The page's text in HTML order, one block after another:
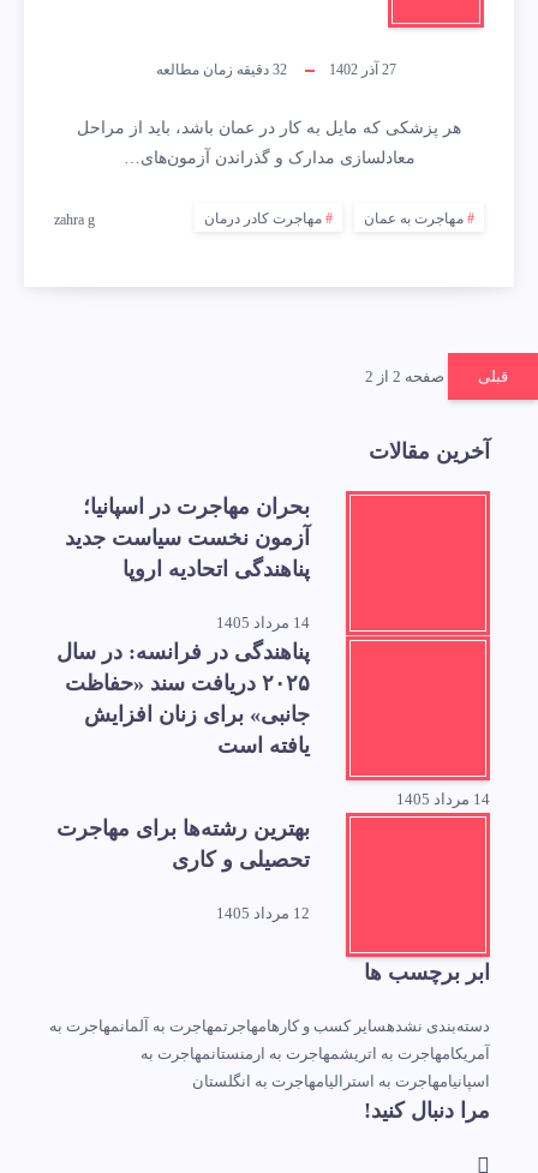
27 آذر 1402 32 دقیقه زمان مطالعه
هر پزشکی که مایل به کار در عمان باشد، باید از مراحل
معادلسازی مدارک و گذراندن آزمون‌های…
مهاجرت به عمان مهاجرت کادر درمان zahra g
قبلی صفحه 2 از 2
آخرین مقالات
بحران مهاجرت در اسپانیا؛
آزمون نخست سیاست جدید
پناهندگی اتحادیه اروپا
14 مرداد 1405
پناهندگی در فرانسه: در سال
۲۰۲۵ دریافت سند «حفاظت
جانبی» برای زنان افزایش
یافته است
14 مرداد 1405
بهترین رشته‌ها برای مهاجرت
تحصیلی و کاری
12 مرداد 1405
ابر برچسب ها
دسته‌بندی نشدهسایر کسب و کارهامهاجرتمهاجرت به آلمانمهاجرت به
آمریکامهاجرت به اتریشمهاجرت به ارمنستانمهاجرت به
اسپانیامهاجرت به استرالیامهاجرت به انگلستان
مرا دنبال کنید!